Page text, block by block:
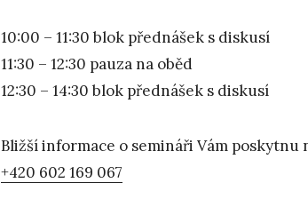
10:00 – 11:30 blok přednášek s diskusí
11:30 – 12:30 pauza na oběd
12:30 – 14:30 blok přednášek s diskusí
Bližší informace o semináři Vám poskytnu
+420 602 169 067